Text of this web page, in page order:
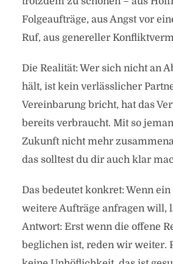
Folgeaufträge, aus Angst vor
Ruf, aus genereller
Die Realität: Wer sich nicht an
hält, ist kein verlässlicher
Vereinbarung bricht, hat das
bereits verbraucht. Mit so
Zukunft nicht mehr
das solltest du dir auch klar
Das bedeutet konkret: Wenn
weitere Aufträge anfragen will,
Antwort: Erst wenn die offene
beglichen ist, reden wir weiter.